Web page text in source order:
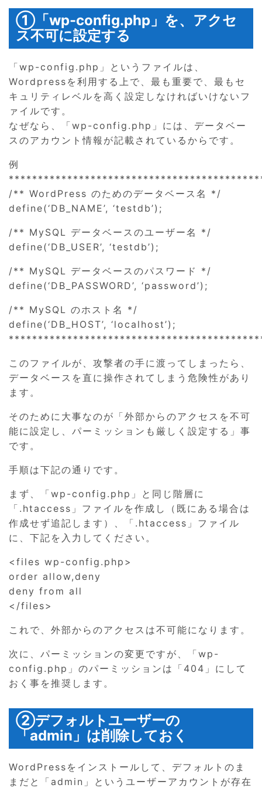
①「wp-config.php」を、アクセ
ス不可に設定する
「wp-config.php」というファイルは、
Wordpressを利用する上で、最も重要で、最もセ
キュリティレベルを高く設定しなければいけないフ
ァイルです。
なぜなら、「wp-config.php」には、データベー
スのアカウント情報が記載されているからです。
例
/** WordPress のためのデータベース名 */
define(‘DB_NAME’, ‘testdb’);
/** MySQL データベースのユーザー名 */
define(‘DB_USER’, ‘testdb’);
/** MySQL データベースのパスワード */
define(‘DB_PASSWORD’, ‘password’);
/** MySQL のホスト名 */
define(‘DB_HOST’, ‘localhost’);
このファイルが、攻撃者の手に渡ってしまったら、
データベースを直に操作されてしまう危険性があり
ます。
そのために大事なのが「外部からのアクセスを不可
能に設定し、パーミッションも厳しく設定する」事
です。
手順は下記の通りです。
まず、「wp-config.php」と同じ階層に
「.htaccess」ファイルを作成し（既にある場合は
作成せず追記します）、「.htaccess」ファイル
に、下記を入力してください。
<files wp-config.php>
order allow,deny
deny from all
</files>
これで、外部からのアクセスは不可能になります。
次に、パーミッションの変更ですが、「wp-
config.php」のパーミッションは「404」にして
おく事を推奨します。
②デフォルトユーザーの
「admin」は削除しておく
WordPressをインストールして、デフォルトのま
まだと「admin」というユーザーアカウントが存在